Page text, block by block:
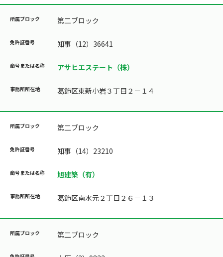
第二ブロック
知事（12）36641
アサヒエステート（株）
葛飾区東新小岩３丁目２－１４
第二ブロック
知事（14）23210
旭建築（有）
葛飾区南水元２丁目２６－１３
第二ブロック